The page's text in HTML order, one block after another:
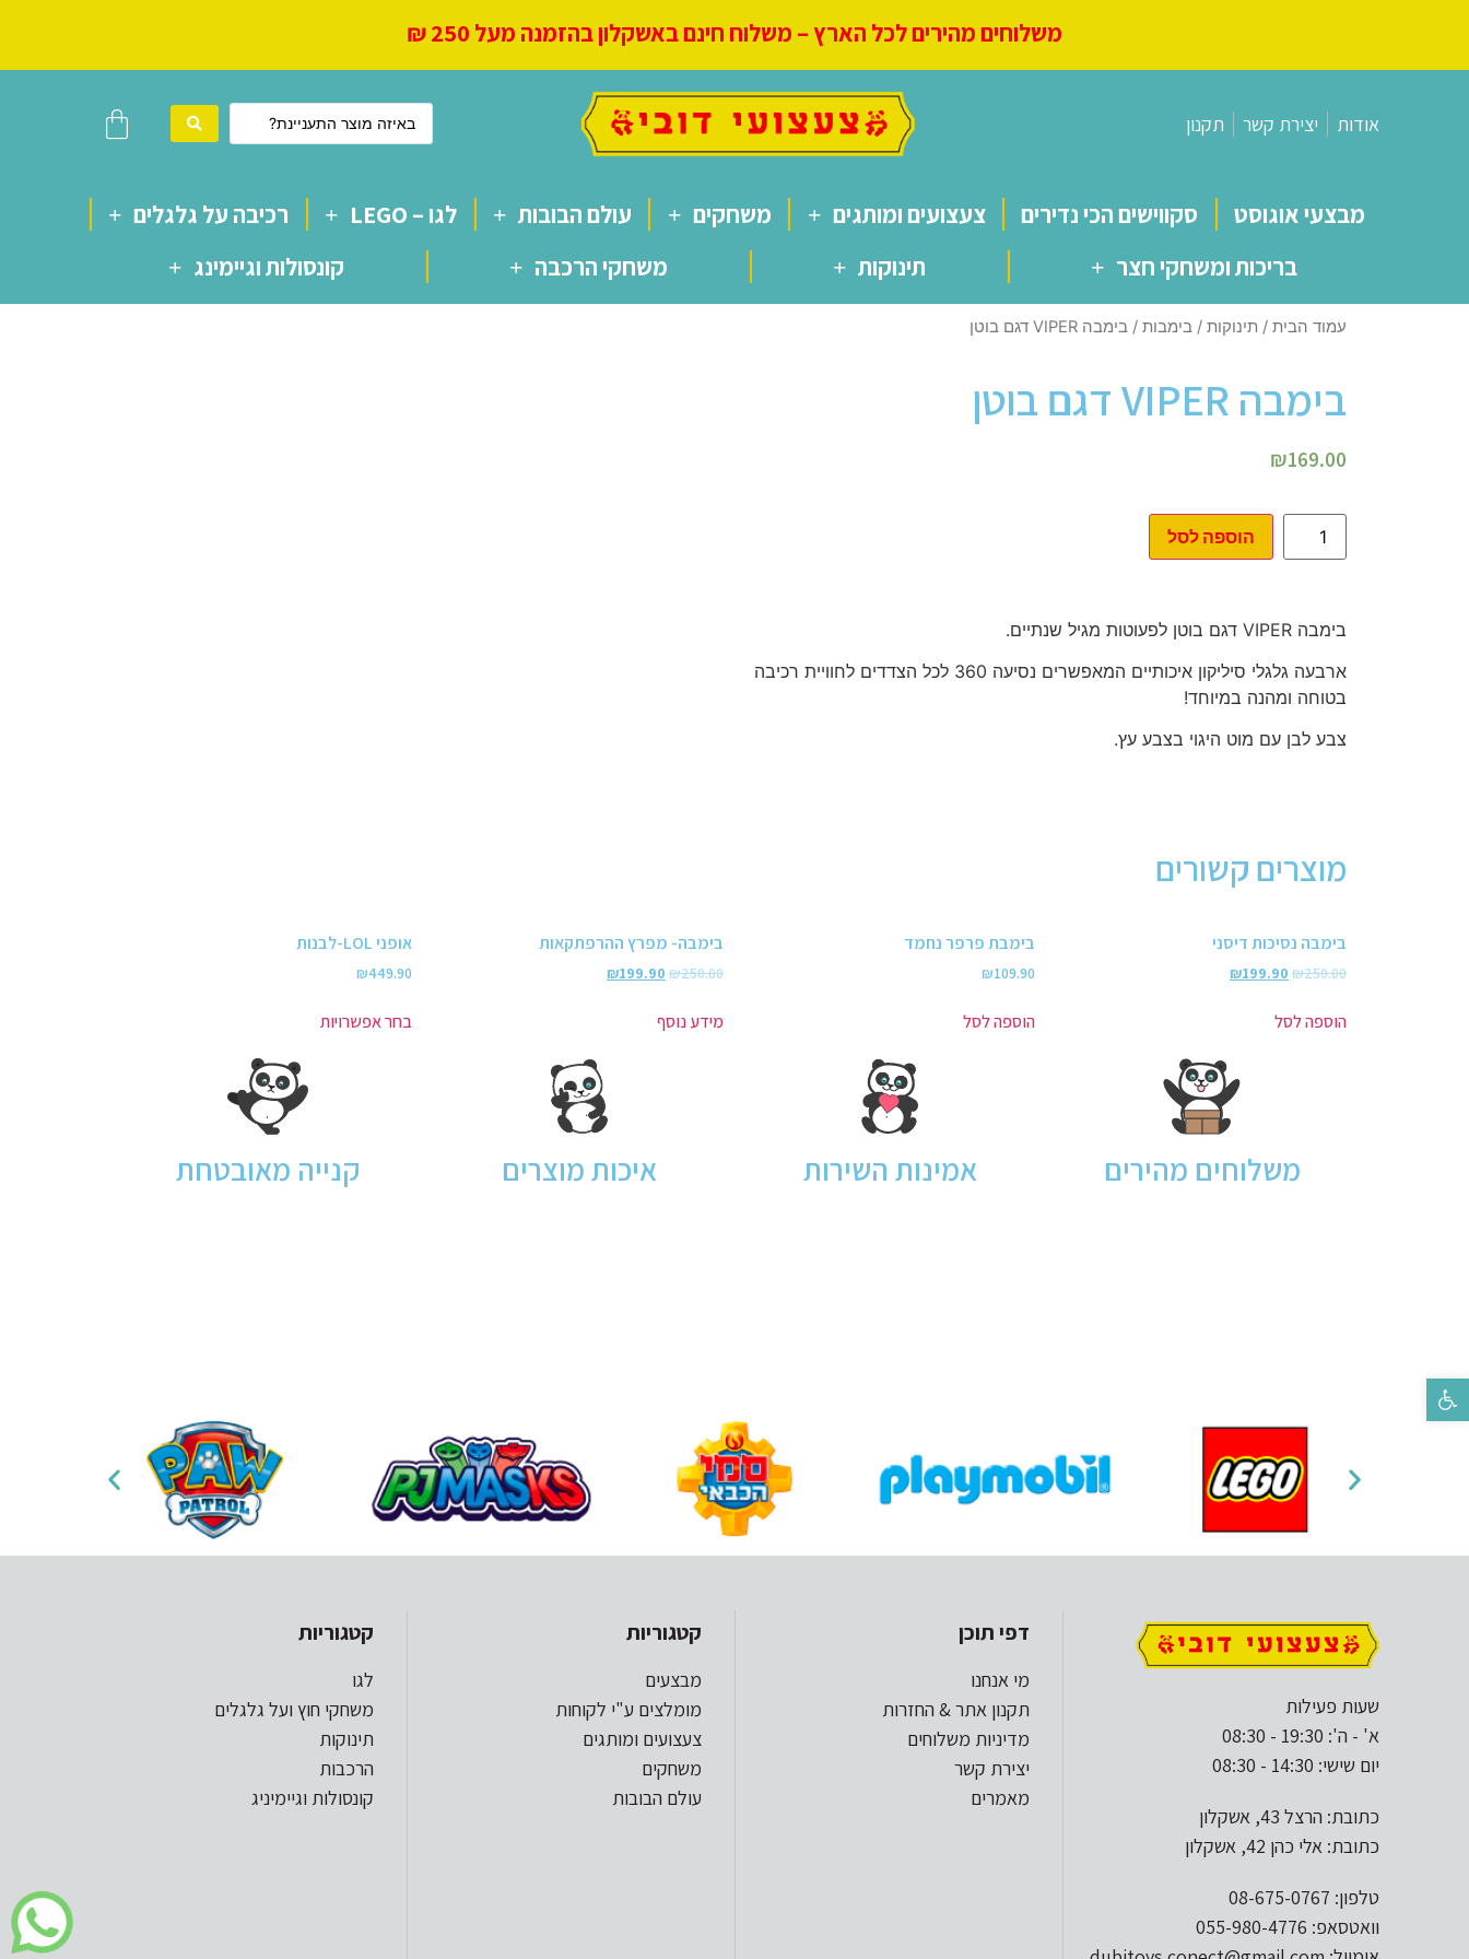
פתח סרגל נגישות
משלוחים מהירים לכל הארץ – משלוח חינם באשקלון בהזמנה מעל 250 ₪
אודות יצירת קשר תקנון
מבצעי אוגוסט סקווישים הכי נדירים צעצועים ומותגים משחקים עולם הבובות לגו – LEGO
רכיבה על גלגלים
בריכות ומשחקי חצר
תינוקות משחקי הרכבה קונסולות וגיימינג
עמוד הבית / תינוקות / בימבות / בימבה VIPER דגם בוטן
בימבה VIPER דגם בוטן
₪169.00
הוספה לסל
בימבה VIPER דגם בוטן לפעוטות מגיל שנתיים.
ארבעה גלגלי סיליקון איכותיים המאפשרים נסיעה 360 לכל הצדדים לחוויית רכיבה
בטוחה ומהנה במיוחד!
צבע לבן עם מוט היגוי בצבע עץ.
מוצרים קשורים
בימבה נסיכות דיסני
₪250.00
₪199.90
הוספה לסל
בימבת פרפר נחמד
₪109.90
הוספה לסל
בימבה- מפרץ ההרפתקאות
₪250.00
₪199.90
מידע נוסף
אופני LOL-לבנות
₪449.90
בחר אפשרויות
משלוחים מהירים אמינות השירות איכות מוצרים קנייה מאובטחת
שעות פעילות
א' - ה': 19:30 - 08:30
יום שישי: 14:30 - 08:30
כתובת: הרצל 43, אשקלון
כתובת: אלי כהן 42, אשקלון
טלפון: 08-675-0767
וואטסאפ: 055-980-4776
דפי תוכן
מי אנחנו
תקנון אתר & החזרות
מדיניות משלוחים
יצירת קשר
מאמרים
קטגוריות
מבצעים
מומלצים ע"י לקוחות
צעצועים ומותגים
משחקים
עולם הבובות
קטגוריות
לגו
משחקי חוץ ועל גלגלים
תינוקות
הרכבות
קונסולות וגיימיניג